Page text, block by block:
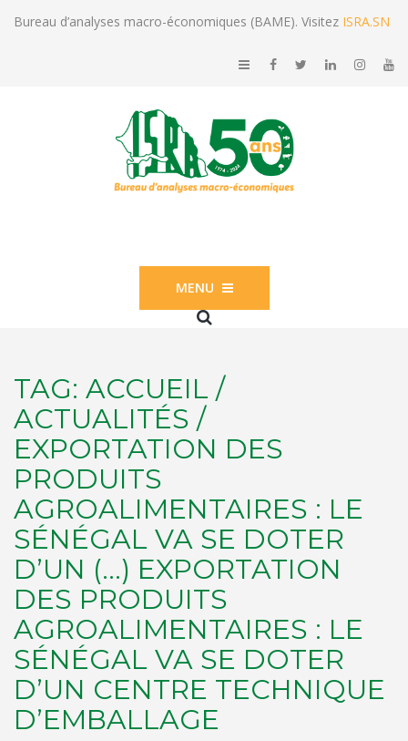
Bureau d’analyses macro-économiques (BAME). Visitez ISRA.SN
MENU
TAG: ACCUEIL /
ACTUALITÉS /
EXPORTATION DES
PRODUITS
AGROALIMENTAIRES : LE
SÉNÉGAL VA SE DOTER
D’UN (…) EXPORTATION
DES PRODUITS
AGROALIMENTAIRES : LE
SÉNÉGAL VA SE DOTER
D’UN CENTRE TECHNIQUE
D’EMBALLAGE